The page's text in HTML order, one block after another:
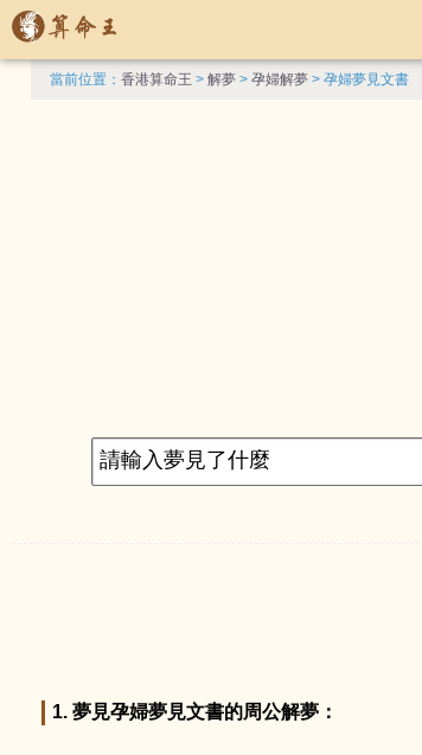
當前位置： 香港算命王 > 解夢> 孕婦解夢> 孕婦夢見文書
1. 夢見孕婦夢見文書的周公解夢：